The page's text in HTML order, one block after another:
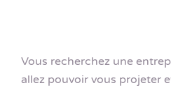
Vous recherchez une
allez pouvoir vous projeter